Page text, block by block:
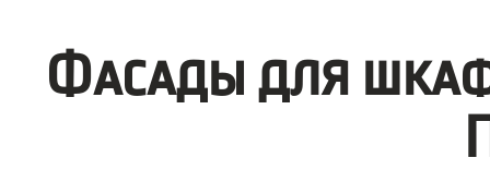
Фасады для